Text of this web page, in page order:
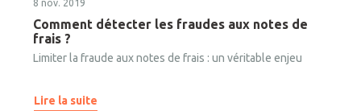
8 nov. 2019
Comment détecter les fraudes aux notes de
frais ?
Limiter la fraude aux notes de frais : un véritable enjeu
Lire la suite